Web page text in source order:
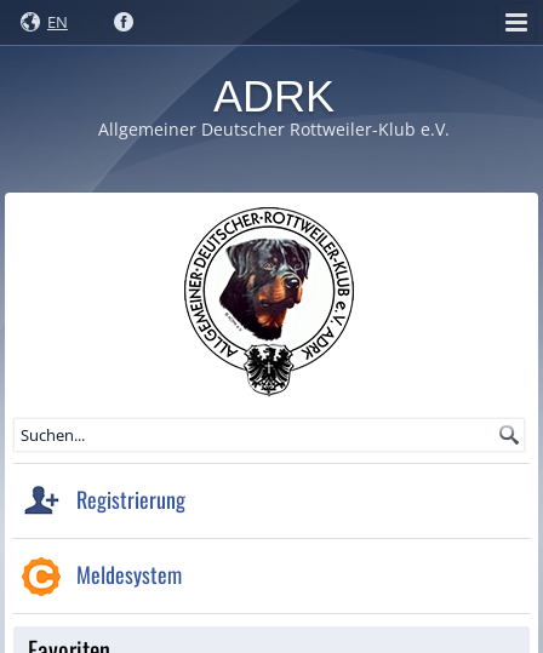
EN
ADRK
Allgemeiner Deutscher Rottweiler-Klub e.V.
Registrierung
Meldesystem